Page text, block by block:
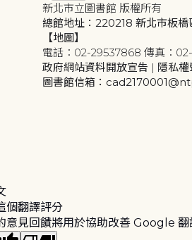
新北市立圖書館 版權所有
總館地址：220218 新北市板橋
【地圖】
電話：02-29537868 傳真：
政府網站資料開放宣告 | 隱私權
圖書館信箱：
個翻譯評分
意見回饋將用於協助改善 Google 翻